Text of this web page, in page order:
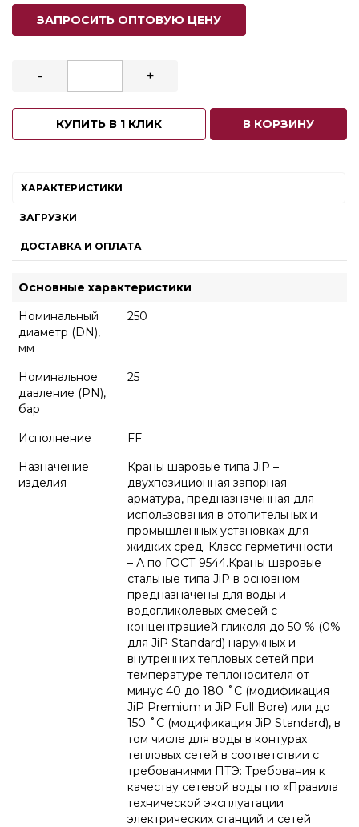
ЗАПРОСИТЬ ОПТОВУЮ ЦЕНУ
- +
КУПИТЬ В 1 КЛИК В КОРЗИНУ
ХАРАКТЕРИСТИКИ
ЗАГРУЗКИ
ДОСТАВКА И ОПЛАТА
Основные характеристики
Номинальный
диаметр (DN),
мм
250
Номинальное
давление (PN),
бар
25
Исполнение
FF
Назначение
изделия
Краны шаровые типа JiP –
двухпозиционная запорная
арматура, предназначенная для
использования в отопительных и
промышленных установках для
жидких сред. Класс герметичности
– А по ГОСТ 9544.Краны шаровые
стальные типа JiP в основном
предназначены для воды и
водогликолевых смесей с
концентрацией гликоля до 50 % (0%
для JiP Standard) наружных и
внутренних тепловых сетей при
температуре теплоносителя от
минус 40 до 180 ˚С (модификация
JiP Premium и JiP Full Bore) или до
150 ˚С (модификация JiP Standard), в
том числе для воды в контурах
тепловых сетей в соответствии с
требованиями ПТЭ: Требования к
качеству сетевой воды по «Правила
технической эксплуатации
электрических станций и сетей